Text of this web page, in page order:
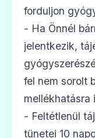
forduljon
- Ha Önnél
jelentkezik,
fel nem sorolt
mellékhatásra
- Feltétlenül
tünetei 10